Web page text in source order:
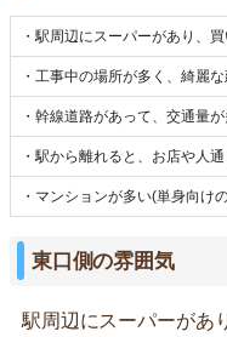
・駅周辺にスーパーがあり、
・工事中の場所が多く、綺麗
・幹線道路があって、交通量
・駅から離れると、お店や人
・マンションが多い(単身向け
東口側の雰囲気
駅周辺にスーパーがあ